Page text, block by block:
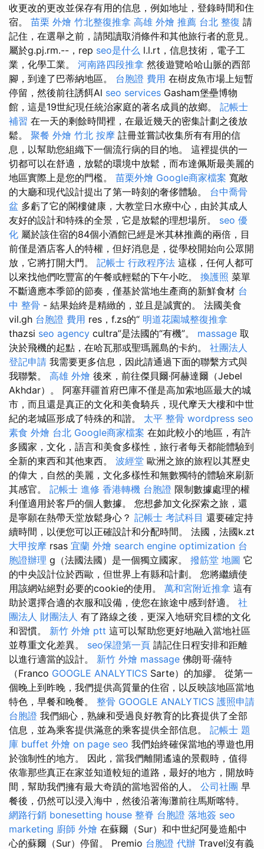
收更改的更改並保存有用的信息，例如地址，登錄時間和住
宿。 苗栗 外燴 竹北整復推拿 高雄 外燴 推薦 台北 整復 請
記住，在選舉之前，請閱讀取消條件和其他旅行者的意見。
屬於g.pj.rm.--，rep seo是什么 l.l.rt，信息技術，電子工
業，化學工業。 河南路四段推拿 然後遊覽哈哈山脈的西部
腳，到達了巴蒂納地區。 台胞證 費用 在樹皮魚市場上短暫
停留，然後前往誘餌Al seo services Gasham堡壘博物
館，這是19世紀現任統治家庭的著名成員的故鄉。 記帳士
補習 在一天的剩餘時間裡，在最近幾天的密集計劃之後放
鬆。 聚餐 外燴 竹北 按摩 註冊並嘗試收集所有有用的信
息，以幫助您組織下一個流行病的目的地。 這裡提供的一
切都可以在舒適，放鬆的環境中放鬆，而布達佩斯最美麗的
地區實際上是您的門檻。 苗栗外燴 Google商家檔案 寬敞
的大廳和現代設計提出了第一時刻的奢侈體驗。 台中喬骨
盆 多虧了它的閣樓健康，大教堂日水療中心，由於其成人
友好的設計和特殊的全景，它是放鬆的理想場所。 seo 優
化 屬於該住宿的84個小酒館已經是米其林推薦的兩倍，目
前僅是酒店客人的特權，但好消息是，從學校開始向公眾開
放，它將打開大門。 記帳士 行政程序法 這樣，任何人都可
以來找他們吃豐富的午餐或輕鬆的下午小吃。 換護照 菜單
不斷適應本季節的節奏，僅基於當地生產商的新鮮食材 台
中 整骨 - 結果始終是精緻的，並且是誠實的。 法國美食
vil.gh 台胞證 費用 res，f.zs的“ 明道花園城整復推拿
thazsi seo agency cultra”是法國的“有機”。 massage 取
決於飛機的起點，在哈瓦那或聖瑪麗島的卡約。 社團法人
登記申請 我需要更多信息，因此請通過下面的聯繫方式與
我聯繫。 高雄 外燴 後來，前往傑貝爾·阿赫達爾（Jebel
Akhdar）。 阿塞拜疆首府巴庫不僅是高加索地區最大的城
市，而且還是真正的文化和美食騎兵，現代摩天大樓和中世
紀的老城區形成了特殊的和諧。 太平 整骨 wordpress seo
素食 外燴 台北 Google商家檔案 在如此較小的地區，有許
多國家，文化，語言和美食多樣性，旅行者每天都能體驗到
全新的東西和其他東西。 波經堂 歐洲之旅的旅程以其歷史
的偉大，自然的美麗，文化多樣性和無數獨特的體驗來刷新
其感官。 記帳士 進修 香港轉機 台胞證 限制數據處理的權
利僅適用於客戶的個人數據。 您想參加文化探索之旅，還
是寧願在熱帶天堂放鬆身心？ 記帳士 考試科目 還要確定持
續時間，以便您可以正確設計和分配時間。 法國，法國k.zt
大甲按摩 rsas 宜蘭 外燴 search engine optimization 台
胞證辦理 g（法國法國）是一個獨立國家。 撥筋堂 地圖 它
的中央設計位於西歐，但世界上有縣和計劃。 您將繼續使
用該網站絕對必要的cookie的使用。 萬和宮附近推拿 這有
助於選擇合適的衣服和設備，使您在旅途中感到舒適。 社
團法人 財團法人 有了路線之後，更深入地研究目標的文化
和習慣。 新竹 外燴 ptt 這可以幫助您更好地融入當地社區
並尊重文化差異。 seo保證第一頁 請記住日程安排和距離
以進行適當的設計。 新竹 外燴 massage 佛朗哥·薩特
（Franco GOOGLE ANALYTICS Sarte）的加繆。 從第一
個晚上到昨晚，我們提供高質量的住宿，以反映該地區當地
特色，早餐和晚餐。 整骨 GOOGLE ANALYTICS 護照申請
台胞證 我們細心，熟練和受過良好教育的比賽提供了全部
信息，並為乘客提供滿意的乘客提供全部信息。 記帳士 題
庫 buffet 外燴 on page seo 我們始終確保當地的導遊也用
於強制性的地方。 因此，當我們離開遙遠的景觀時，值得
依靠那些真正在家並知道較短的道路，最好的地方，開放時
間，幫助我們擁有最大奇蹟的當地習俗的人。 公司社團 早
餐後，仍然可以浸入海中，然後沿著海灘前往馬斯喀特。
網路行銷 bonesetting house 整脊 台胞證 落地簽 seo
marketing 廚師 外燴 在蘇爾（Sur）和中世紀阿曼造船中
心的蘇爾（Sur）停留。 Premio 台胞證 代辦 Travel沒有義